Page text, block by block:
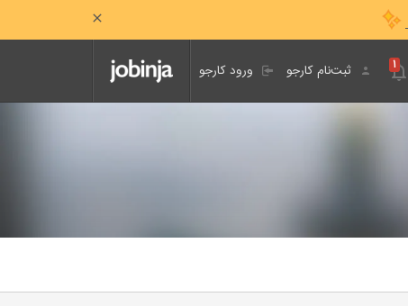
ورود کارجو ثبت‌نام کارجو ۱